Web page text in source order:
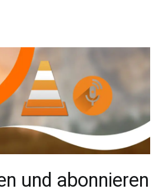
und abonnieren